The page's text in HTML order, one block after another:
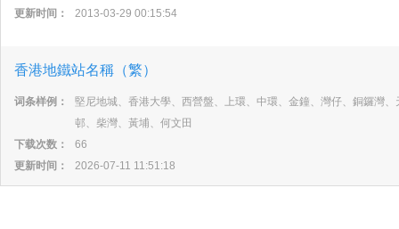
更新时间：
2013-03-29 00:15:54
香港地鐵站名稱（繁）
词条样例：
堅尼地城、香港大學、西營盤、上環、中環、金鐘、灣仔、銅鑼灣
邨、柴灣、黃埔、何文田
下载次数：
66
更新时间：
2026-07-11 11:51:18